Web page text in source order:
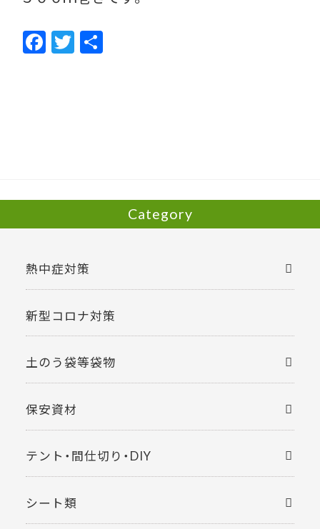
F
ac
T
w
Category
熱中症対策
新型コロナ対策
土のう袋等袋物
保安資材
テント・間仕切り・DIY
シート類